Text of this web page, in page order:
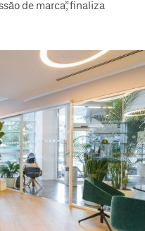
de marca”, finaliza